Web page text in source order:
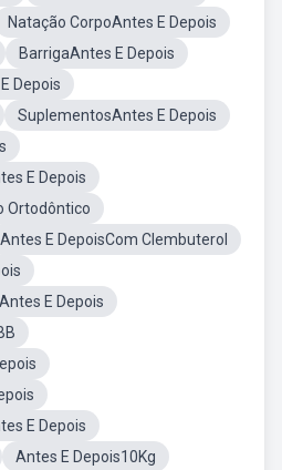
Natação CorpoAntes E Depois
BarrigaAntes E Depois
Depois
SuplementosAntes E Depois
E Depois
Ortodôntico
Antes E DepoisCom Clembuterol
E Depois
E Depois
Antes E Depois10Kg